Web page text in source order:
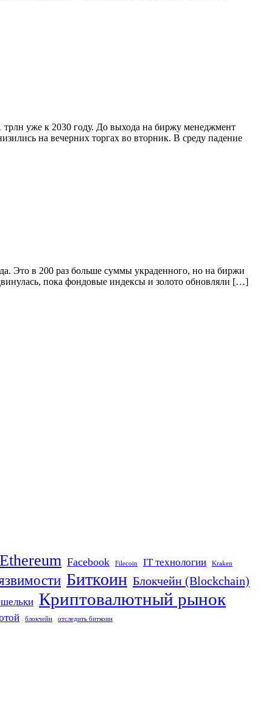
уже к 2030 году. До выхода на биржу менеджмент
на вечерних торгах во вторник. В среду падение
Это в 200 раз больше суммы украденного, но на биржи
пока фондовые индексы и золото обновляли […]
Ethereum Facebook Filecoin IT технологии Kraken
Биткоин Блокчейн (Blockchain)
Криптовалютный рынок
блокчейн отследить биткоин